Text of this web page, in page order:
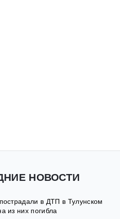
НОВОСТИ
в ДТП в Тулунском
из них погибла